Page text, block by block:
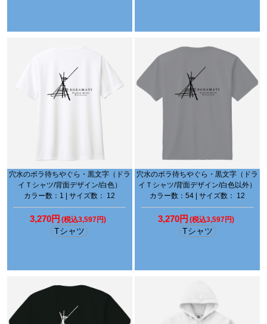
穴水のボラ待ちやぐら・黒文字（ドラ
イＴシャツ/背面デザイン/白色）
カラー数：1 | サイズ数： 12
3,270円 (税込3,597円)
Tシャツ
穴水のボラ待ちやぐら・黒文字（ドラ
イＴシャツ/背面デザイン/白色以外）
カラー数：54 | サイズ数： 12
3,270円 (税込3,597円)
Tシャツ